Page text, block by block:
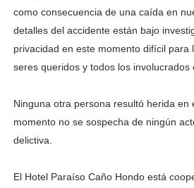
como consecuencia de una caída en
detalles del accidente están bajo
privacidad en este momento difícil para
seres queridos y todos los involucrados
Ninguna otra persona resultó herida en
momento no se sospecha de ningún
delictiva.
El Hotel Paraíso Caño Hondo está